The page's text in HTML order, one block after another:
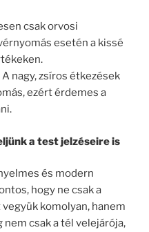
csak orvosi
esetén a kissé
A nagy, zsíros étkezések
ezért érdemes a
a test jelzéseire is
és modern
hogy ne csak a
komolyan, hanem
nem csak a tél velejárója,